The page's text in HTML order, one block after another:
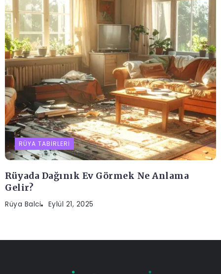
RÜYA TABIRLERI
Rüyada Dağınık Ev Görmek Ne Anlama
Gelir?
Rüya Balci Eylül 21, 2025